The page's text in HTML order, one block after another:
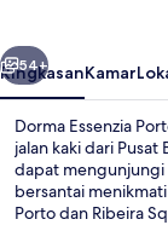
Berikutnya
54+
RingkasanKamar
Dorma Essenzia
jalan kaki dari Pusat
dapat mengunjungi
bersantai
Porto dan Ribeira